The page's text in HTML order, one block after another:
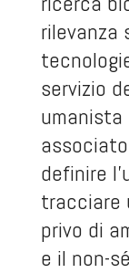
rilevanza
servizio
umanista
definire
tracciare
privo di
e il non-